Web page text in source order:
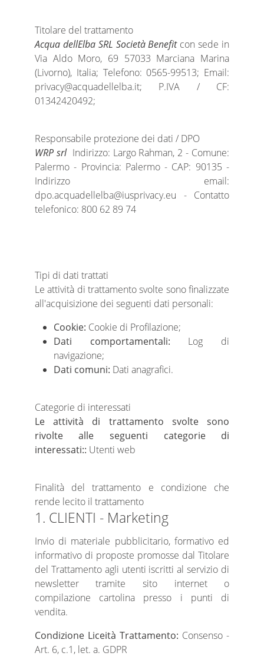
Titolare del trattamento
Acqua dellElba SRL Società Benefitcon sede in
Via Aldo Moro, 69 57033 Marciana Marina
(Livorno), Italia; Telefono: 0565-99513; Email:
privacy@acquadellelba.it; P.IVA / CF:
01342420492;
Responsabile protezione dei dati / DPO
WRP srl Indirizzo: Largo Rahman, 2 - Comune:
Palermo - Provincia: Palermo - CAP: 90135 -
Indirizzo email:
dpo.acquadellelba@iusprivacy.eu - Contatto
telefonico: 800 62 89 74
Tipi di dati trattati
Le attività di trattamento svolte sono finalizzate
all'acquisizione dei seguenti dati personali:
Cookie: Cookie di Profilazione;
Dati comportamentali: Log di
navigazione;
Dati comuni: Dati anagrafici.
Categorie di interessati
Le attività di trattamento svolte sono
rivolte alle seguenti categorie di
interessati:: Utenti web
Finalità del trattamento e condizione che
rende lecito il trattamento
1. CLIENTI - Marketing
Invio di materiale pubblicitario, formativo ed
informativo di proposte promosse dal Titolare
del Trattamento agli utenti iscritti al servizio di
newsletter tramite sito internet o
compilazione cartolina presso i punti di
vendita.
Condizione Liceità Trattamento: Consenso -
Art. 6, c.1, let. a. GDPR